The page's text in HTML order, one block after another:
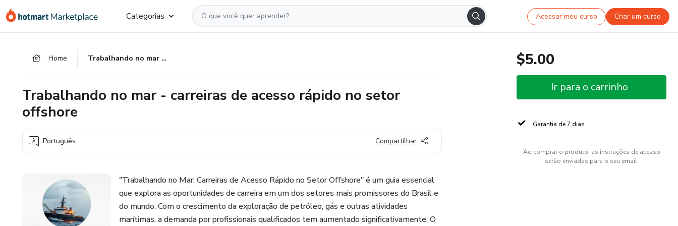
para
para
para
Categorias Acessar meu curso Criar um curso
Home Trabalhando no mar - carreiras de acesso rápido no setor offshore
Trabalhando no mar - carreiras de acesso rápido no setor
offshore
Português Compartilhar
"Trabalhando no Mar: Carreiras de Acesso Rápido no Setor Offshore" é um guia essencial
que explora as oportunidades de carreira em um dos setores mais promissores do Brasil e
do mundo. Com o crescimento da exploração de petróleo, gás e outras atividades
marítimas, a demanda por profissionais qualificados tem aumentado significativamente. O
$5.00
Ir para o carrinho
Garantia de 7 dias
Ao comprar o produto, as instruções de acesso
serão enviadas para o seu email.